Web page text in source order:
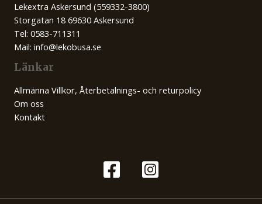
Lekextra Askersund (559332-3800)
Storgatan 18 69630 Askersund
Tel: 0583-711311
Mail: info@lekobusa.se
Länkar
Allmänna Villkor, Återbetalnings- och returpolicy
Om oss
Kontakt